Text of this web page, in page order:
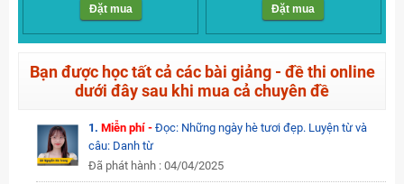
Đặt mua Đặt mua
Bạn được học tất cả các bài giảng - đề thi online
dưới đây sau khi mua cả chuyên đề
1. Miễn phí - Đọc: Những ngày hè tươi đẹp. Luyện từ và
câu: Danh từ
Đã phát hành : 04/04/2025